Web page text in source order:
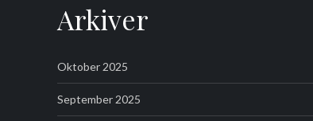
Arkiver
Oktober 2025
September 2025